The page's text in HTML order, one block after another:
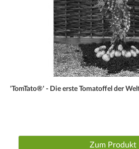
'TomTato®' - Die erste Tomatoffel der
Zum Produkt